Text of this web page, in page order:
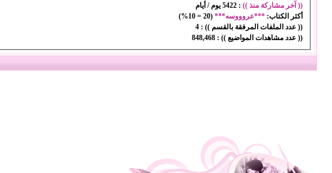
(( آخر مشاركة منذ )) : 5422 يوم / أيام
أكثر الكتاب: ***عروووسه*** (
20
=
10%
)
(( عدد الملفات المرفقة بالقسم )) : 4
(( عدد مشاهدات المواضيع )) : 848,468